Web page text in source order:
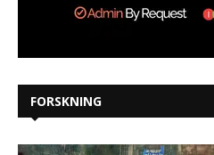
FORSKNING